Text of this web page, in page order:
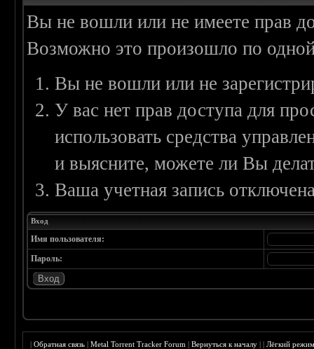
Вы не вошли или не имеете прав
Возможно это произошло по
Вы не вошли или не
У вас нет прав доступа для
использовать средства
и выясните, можете ли Вы
Ваша учетная запись
Вход
Имя пользователя:
Пароль:
|Обратная связь |Metal Torrent Tracker Forum |Вернуться к началу ||Лёгкий